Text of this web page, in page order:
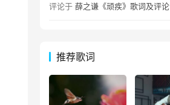
评论于 薛之谦《顽疾》歌词及评论
推荐歌词